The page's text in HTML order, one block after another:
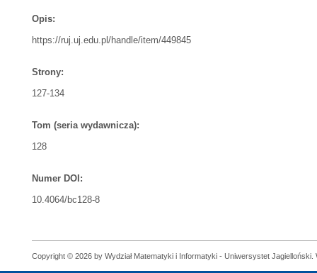
Opis:
https://ruj.uj.edu.pl/handle/item/449845
Strony:
127-134
Tom (seria wydawnicza):
128
Numer DOI:
10.4064/bc128-8
Copyright © 2026 by Wydział Matematyki i Informatyki - Uniwersystet